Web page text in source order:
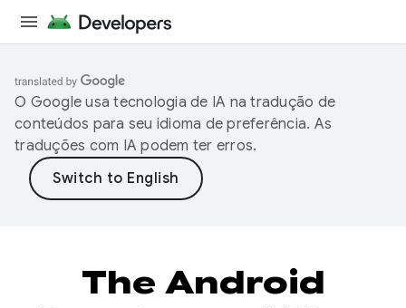
O Google usa tecnologia de IA na tradução de
conteúdos para seu idioma de preferência. As
traduções com IA podem ter erros.
The Android